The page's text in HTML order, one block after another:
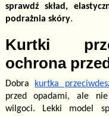
sprawdź skład,
podrażnia skóry.
Kurtki
ochrona
Dobra kurtka
przed opadami, ale nie
wilgoci. Lekki model